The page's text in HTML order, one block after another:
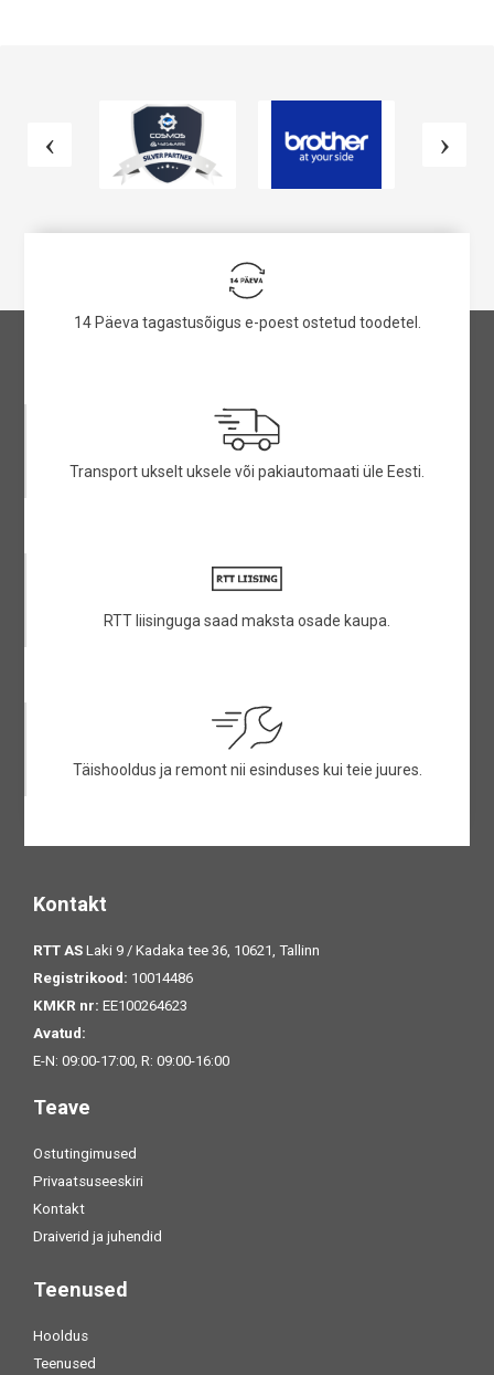
14 Päeva tagastusõigus e-poest ostetud toodetel.
Transport ukselt uksele või pakiautomaati üle Eesti.
RTT liisinguga saad maksta osade kaupa.
Täishooldus ja remont nii esinduses kui teie juures.
Kontakt
RTT AS Laki 9 / Kadaka tee 36, 10621, Tallinn
Registrikood: 10014486
KMKR nr: EE100264623
Avatud:
E-N: 09:00-17:00, R: 09:00-16:00
Teave
Ostutingimused
Privaatsuseeskiri
Kontakt
Draiverid ja juhendid
Teenused
Hooldus
Teenused